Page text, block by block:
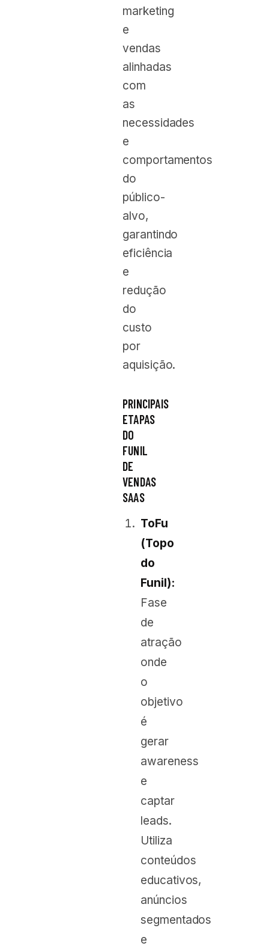
marketing
e
vendas
alinhadas
com
as
necessidades
e
comportamentos
do
público-
alvo,
garantindo
eficiência
e
redução
do
custo
por
aquisição.
PRINCIPAIS
ETAPAS
DO
FUNIL
DE
VENDAS
SAAS
ToFu
(Topo
do
Funil):
Fase
de
atração
onde
o
objetivo
é
gerar
awareness
e
captar
leads.
Utiliza
conteúdos
educativos,
anúncios
segmentados
e